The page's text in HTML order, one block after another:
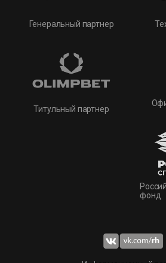
Генеральный партнер
Титульный партнер
фонд